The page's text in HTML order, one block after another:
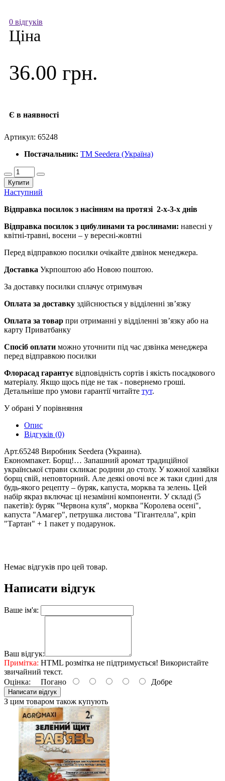
0 відгуків
Ціна
36.00 грн.
Є в наявності
Артикул: 65248
Постачальник: ТМ Seedera (Україна)
Купити
Наступний
Відправка посилок з насінням на протязі 2-х-3-х днів
Відправка посилок з цибулинами та рослинами: навесні у
квітні-травні, восени – у вересні-жовтні
Перед відправкою посилки очікайте дзвінок менеджера.
Доставка Укрпоштою або Новою поштою.
За доставку посилки сплачує отримувач
Оплата за доставку здійснюється у відділенні зв’язку
Оплата за товар при отриманні у відділенні зв’язку або на
карту Приватбанку
Спосіб оплати можно уточнити під час дзвінка менеджера
перед відправкою посилки
Флорасад гарантує відповідність сортів і якість посадкового
матеріалу. Якщо щось піде не так - повернемо гроші.
Детальніше про умови гарантії читайте тут.
У обрані У порівняння
Опис
Відгуків (0)
Арт.65248 Виробник Seedera (Украина).
Економпакет. Борщ!… Запашний аромат традиційної
української страви скликає родини до столу. У кожної хазяйки
борщ свій, неповторний. Але деякі овочі все ж таки єдині для
будь-якого рецепту – буряк, капуста, морква та зелень. Цей
набір якраз включає ці незамінні компоненти. У складі (5
пакетів): буряк "Червона куля", морква "Королева осені",
капуста "Амагер", петрушка листова "Гігантелла", кріп
"Тартан" + 1 пакет у подарунок.
Немає відгуків про цей товар.
Написати відгук
Ваше ім'я:
Ваш відгук:
Примітка: HTML розмітка не підтримується! Використайте
звичайний текст.
Оцінка: Погано Добре
Написати відгук
З цим товаром також купують